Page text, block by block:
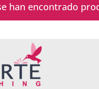
han encontrado